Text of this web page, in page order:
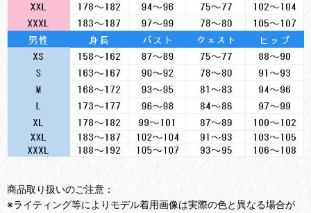
商品取り扱いのご注意：
※ライティング等によりモデル着用画像は実際の色と異なる場合が